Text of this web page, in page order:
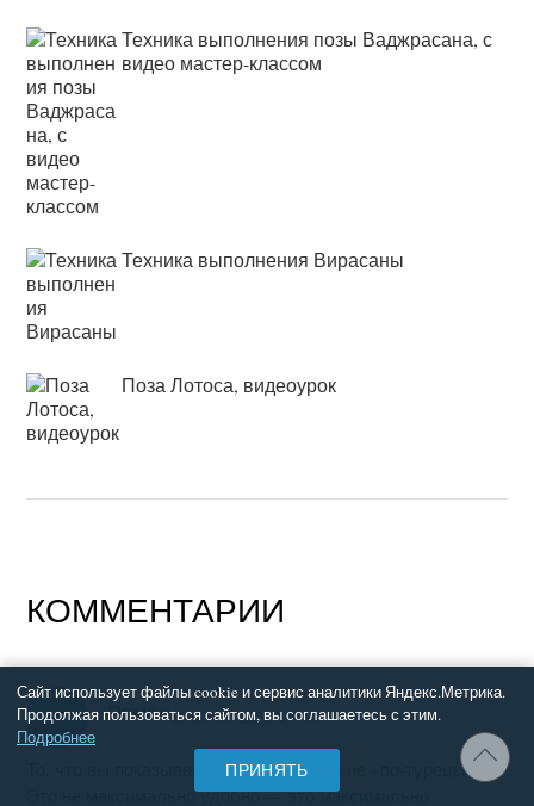
Техника выполнения позы Ваджрасана, с
видео мастер-классом
Техника выполнения Вирасаны
Поза Лотоса, видеоурок
КОММЕНТАРИИ
Роман2016-08-22 в 14:30
То, что вы показываете — это вообще не «по-турецки».
Это не максимально удобно — это максимально
Сайт использует файлы cookie и сервис аналитики Яндекс.Метрика.
Продолжая пользоваться сайтом, вы соглашаетесь с этим.
Подробнее
ПРИНЯТЬ